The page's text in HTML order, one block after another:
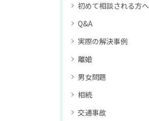
初めて相談される方へ
Q&A
実際の解決事例
離婚
男女問題
相続
交通事故